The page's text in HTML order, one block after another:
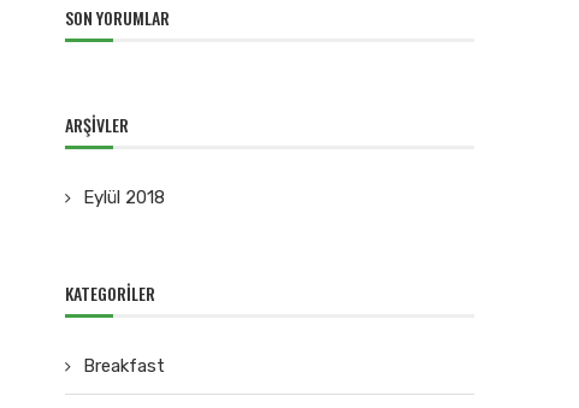
SON YORUMLAR
ARŞIVLER
Eylül 2018
KATEGORILER
Breakfast